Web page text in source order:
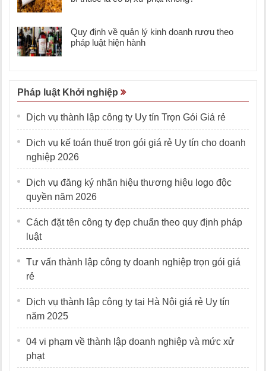
Quy định về quản lý kinh doanh rượu theo
pháp luật hiện hành
Pháp luật Khởi nghiệp
Dịch vụ thành lập công ty Uy tín Trọn Gói Giá rẻ
Dịch vụ kế toán thuế trọn gói giá rẻ Uy tín cho doanh
nghiệp 2026
Dịch vụ đăng ký nhãn hiệu thương hiệu logo độc
quyền năm 2026
Cách đặt tên công ty đẹp chuẩn theo quy định pháp
luật
Tư vấn thành lập công ty doanh nghiệp trọn gói giá
rẻ
Dịch vụ thành lập công ty tại Hà Nội giá rẻ Uy tín
năm 2025
04 vi phạm về thành lập doanh nghiệp và mức xử
phạt